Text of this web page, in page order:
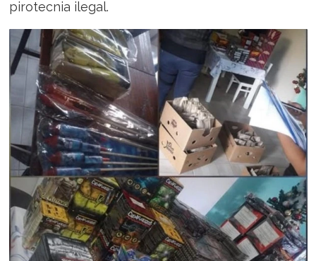
pirotecnia ilegal.